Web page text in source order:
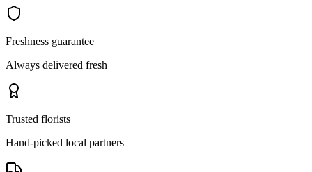
Freshness guarantee
Always delivered fresh
Trusted florists
Hand-picked local partners